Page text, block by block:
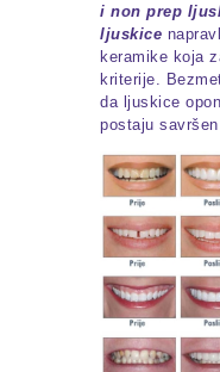
i non prep
ljuskice
keramike koja
kriterije.
da ljuskice
postaju